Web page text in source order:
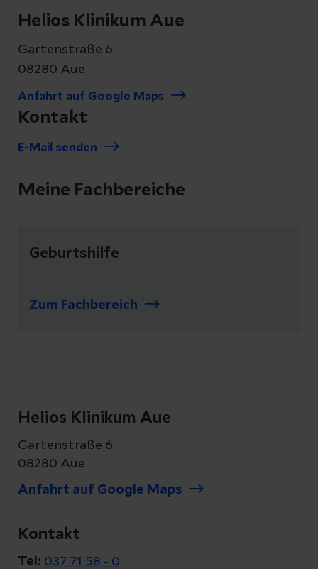
Helios Klinikum Aue
Gartenstraße 6
08280 Aue
Anfahrt auf Google Maps
Kontakt
E-Mail senden
Meine Fachbereiche
Geburtshilfe
Zum Fachbereich
Helios Klinikum Aue
Gartenstraße 6
08280 Aue
Anfahrt auf Google Maps
Kontakt
Tel: 037 71 58 - 0